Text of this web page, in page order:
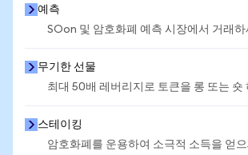
예측
SOon 및 암호화폐 예측 시장에서 거래하
무기한 선물
최대 50배 레버리지로 토큰을 롱 또는 숏
스테이킹
암호화폐를 운용하여 소극적 소득을 얻